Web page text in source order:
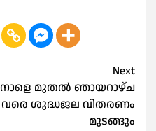
Next
നാളെ മുതൽ ഞായറാഴ്ച
വരെ ശുദ്ധജല വിതരണം
മുടങ്ങും